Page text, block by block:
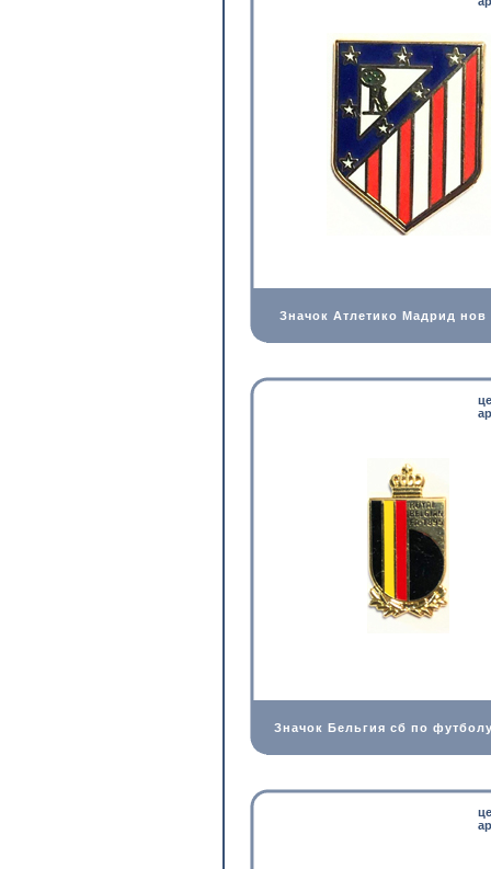
Значок Атлетико Мадрид нов
Значок Бельгия сб по